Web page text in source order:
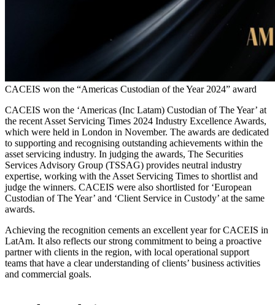
CACEIS won the “Americas Custodian of the Year 2024” award
CACEIS won the ‘Americas (Inc Latam) Custodian of The Year’ at
the recent Asset Servicing Times 2024 Industry Excellence Awards,
which were held in London in November. The awards are dedicated
to supporting and recognising outstanding achievements within the
asset servicing industry. In judging the awards, The Securities
Services Advisory Group (TSSAG) provides neutral industry
expertise, working with the Asset Servicing Times to shortlist and
judge the winners. CACEIS were also shortlisted for ‘European
Custodian of The Year’ and ‘Client Service in Custody’ at the same
awards.
Achieving the recognition cements an excellent year for CACEIS in
LatAm. It also reflects our strong commitment to being a proactive
partner with clients in the region, with local operational support
teams that have a clear understanding of clients’ business activities
and commercial goals.